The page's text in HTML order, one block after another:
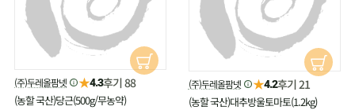
(주)두레올팜넷 ★4.3후기 88
(농할 국산)당근(500g/무농약)
(주)두레올팜넷 ★4.2후기 21
(농할 국산)대추방울토마토(1.2kg)